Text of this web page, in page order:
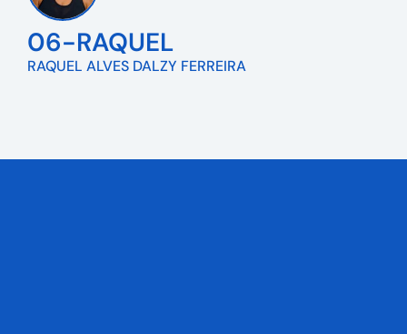
06-RAQUEL
RAQUEL ALVES DALZY FERREIRA